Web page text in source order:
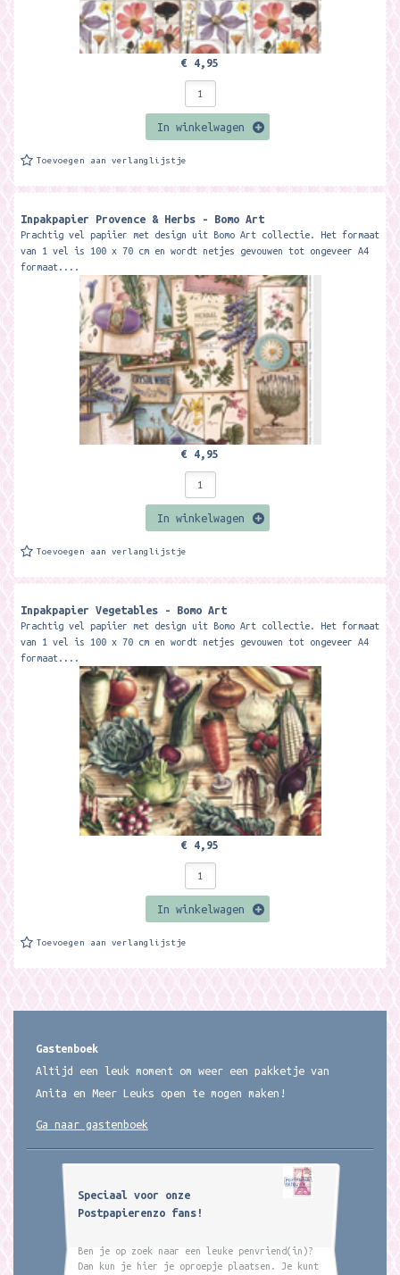
€ 4,95
In winkelwagen
Toevoegen aan verlanglijstje
Inpakpapier Provence & Herbs - Bomo Art
Prachtig vel papiier met design uit Bomo Art collectie. Het formaat
van 1 vel is 100 x 70 cm en wordt netjes gevouwen tot ongeveer A4
formaat....
€ 4,95
In winkelwagen
Toevoegen aan verlanglijstje
Inpakpapier Vegetables - Bomo Art
Prachtig vel papiier met design uit Bomo Art collectie. Het formaat
van 1 vel is 100 x 70 cm en wordt netjes gevouwen tot ongeveer A4
formaat....
€ 4,95
In winkelwagen
Toevoegen aan verlanglijstje
Gastenboek
Altijd een leuk moment om weer een pakketje van
Anita en Meer Leuks open te mogen maken!
Ga naar gastenboek
Speciaal voor onze
Postpapierenzo fans!
Ben je op zoek naar een leuke penvriend(in)?
Dan kun je hier je oproepje plaatsen. Je kunt